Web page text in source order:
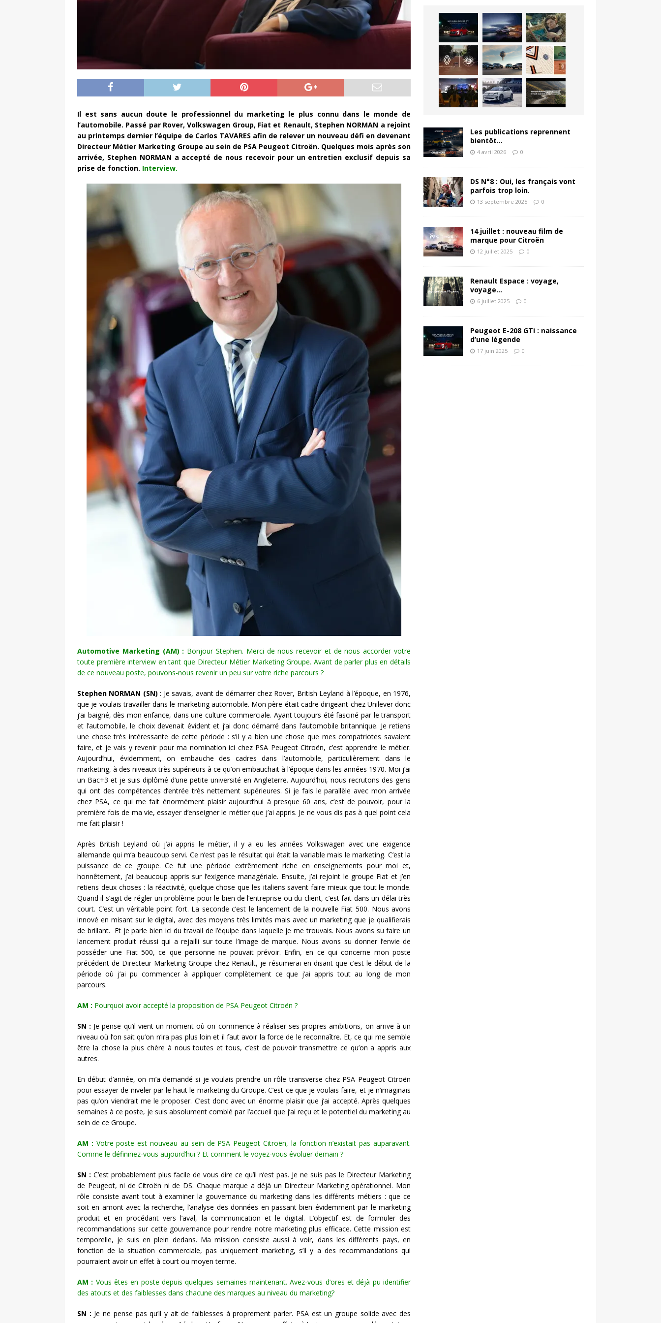
Il est sans aucun doute le professionnel du marketing le plus connu dans le monde de
l’automobile. Passé par Rover, Volkswagen Group, Fiat et Renault, Stephen NORMAN a rejoint
au printemps dernier l’équipe de Carlos TAVARES afin de relever un nouveau défi en devenant
Directeur Métier Marketing Groupe au sein de PSA Peugeot Citroën. Quelques mois après son
arrivée, Stephen NORMAN a accepté de nous recevoir pour un entretien exclusif depuis sa
prise de fonction. Interview.
Automotive Marketing (AM) : Bonjour Stephen. Merci de nous recevoir et de nous accorder votre
toute première interview en tant que Directeur Métier Marketing Groupe. Avant de parler plus en détails
de ce nouveau poste, pouvons-nous revenir un peu sur votre riche parcours ?
Stephen NORMAN (SN) : Je savais, avant de démarrer chez Rover, British Leyland à l’époque, en 1976,
que je voulais travailler dans le marketing automobile. Mon père était cadre dirigeant chez Unilever donc
j’ai baigné, dès mon enfance, dans une culture commerciale. Ayant toujours été fasciné par le transport
et l’automobile, le choix devenait évident et j’ai donc démarré dans l’automobile britannique. Je retiens
une chose très intéressante de cette période : s’il y a bien une chose que mes compatriotes savaient
faire, et je vais y revenir pour ma nomination ici chez PSA Peugeot Citroën, c’est apprendre le métier.
Aujourd’hui, évidemment, on embauche des cadres dans l’automobile, particulièrement dans le
marketing, à des niveaux très supérieurs à ce qu’on embauchait à l’époque dans les années 1970. Moi j’ai
un Bac+3 et je suis diplômé d’une petite université en Angleterre. Aujourd’hui, nous recrutons des gens
qui ont des compétences d’entrée très nettement supérieures. Si je fais le parallèle avec mon arrivée
chez PSA, ce qui me fait énormément plaisir aujourd’hui à presque 60 ans, c’est de pouvoir, pour la
première fois de ma vie, essayer d’enseigner le métier que j’ai appris. Je ne vous dis pas à quel point cela
me fait plaisir !
Après British Leyland où j’ai appris le métier, il y a eu les années Volkswagen avec une exigence
allemande qui m’a beaucoup servi. Ce n’est pas le résultat qui était la variable mais le marketing. C’est la
puissance de ce groupe. Ce fut une période extrêmement riche en enseignements pour moi et,
honnêtement, j’ai beaucoup appris sur l’exigence managériale. Ensuite, j’ai rejoint le groupe Fiat et j’en
retiens deux choses : la réactivité, quelque chose que les italiens savent faire mieux que tout le monde.
Quand il s’agit de régler un problème pour le bien de l’entreprise ou du client, c’est fait dans un délai très
court. C’est un véritable point fort. La seconde c’est le lancement de la nouvelle Fiat 500. Nous avons
innové en misant sur le digital, avec des moyens très limités mais avec un marketing que je qualifierais
de brillant. Et je parle bien ici du travail de l’équipe dans laquelle je me trouvais. Nous avons su faire un
lancement produit réussi qui a rejailli sur toute l’image de marque. Nous avons su donner l’envie de
posséder une Fiat 500, ce que personne ne pouvait prévoir. Enfin, en ce qui concerne mon poste
précédent de Directeur Marketing Groupe chez Renault, je résumerai en disant que c’est le début de la
période où j’ai pu commencer à appliquer complètement ce que j’ai appris tout au long de mon
parcours.
AM : Pourquoi avoir accepté la proposition de PSA Peugeot Citroën ?
SN : Je pense qu’il vient un moment où on commence à réaliser ses propres ambitions, on arrive à un
niveau où l’on sait qu’on n’ira pas plus loin et il faut avoir la force de le reconnaître. Et, ce qui me semble
être la chose la plus chère à nous toutes et tous, c’est de pouvoir transmettre ce qu’on a appris aux
autres.
En début d’année, on m’a demandé si je voulais prendre un rôle transverse chez PSA Peugeot Citroën
pour essayer de niveler par le haut le marketing du Groupe. C’est ce que je voulais faire, et je n’imaginais
pas qu’on viendrait me le proposer. C’est donc avec un énorme plaisir que j’ai accepté. Après quelques
semaines à ce poste, je suis absolument comblé par l’accueil que j’ai reçu et le potentiel du marketing au
sein de ce Groupe.
AM : Votre poste est nouveau au sein de PSA Peugeot Citroën, la fonction n’existait pas auparavant.
Comme le définiriez-vous aujourd’hui ? Et comment le voyez-vous évoluer demain ?
SN : C’est probablement plus facile de vous dire ce qu’il n’est pas. Je ne suis pas le Directeur Marketing
de Peugeot, ni de Citroën ni de DS. Chaque marque a déjà un Directeur Marketing opérationnel. Mon
rôle consiste avant tout à examiner la gouvernance du marketing dans les différents métiers : que ce
soit en amont avec la recherche, l’analyse des données en passant bien évidemment par le marketing
produit et en procédant vers l’aval, la communication et le digital. L’objectif est de formuler des
recommandations sur cette gouvernance pour rendre notre marketing plus efficace. Cette mission est
temporelle, je suis en plein dedans. Ma mission consiste aussi à voir, dans les différents pays, en
fonction de la situation commerciale, pas uniquement marketing, s’il y a des recommandations qui
pourraient avoir un effet à court ou moyen terme.
AM : Vous êtes en poste depuis quelques semaines maintenant. Avez-vous d’ores et déjà pu identifier
des atouts et des faiblesses dans chacune des marques au niveau du marketing?
SN : Je ne pense pas qu’il y ait de faiblesses à proprement parler. PSA est un groupe solide avec des
Les publications reprennent
bientôt…
4 avril 2026 0
DS N°8 : Oui, les français vont
parfois trop loin.
13 septembre 2025 0
14 juillet : nouveau film de
marque pour Citroën
12 juillet 2025 0
Renault Espace : voyage,
voyage…
6 juillet 2025 0
Peugeot E-208 GTi : naissance
d’une légende
17 juin 2025 0